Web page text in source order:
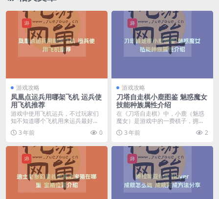
游戏攻略
凤凰点运兵用哪架飞机 运兵使
用飞机推荐
游戏中使用飞机运兵，不过玩家们
知不知道哪个飞机用来运兵最好
呢？下面我们就为大家带...
3 年前 0
游戏攻略
刀塔自走棋小鹿图鉴 魅惑魔女
技能种族属性介绍
在《刀塔自走棋》中，小鹿（魅惑
魔女）是游戏中的一费棋子，拥有
野兽、德鲁伊、自然之...
3 年前 2